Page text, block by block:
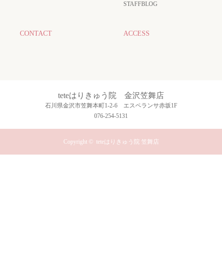
STAFFBLOG
CONTACT ACCESS
teteはりきゅう院 金沢笠舞店
石川県金沢市笠舞本町1-2-6 エスペランサ赤坂1F
076-254-5131
Copyright © teteはりきゅう院 笠舞店